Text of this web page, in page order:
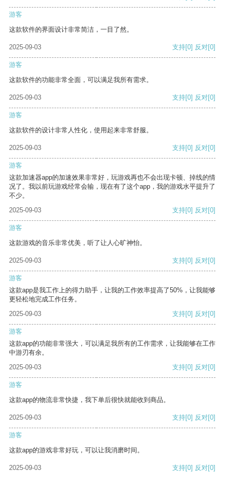
游客
这款软件的界面设计非常简洁，一目了然。
2025-09-03 支持[0] 反对[0]
游客
这款软件的功能非常全面，可以满足我所有需求。
2025-09-03 支持[0] 反对[0]
游客
这款软件的设计非常人性化，使用起来非常舒服。
2025-09-03 支持[0] 反对[0]
游客
这款加速器app的加速效果非常好，玩游戏再也不会出现卡顿、掉线的情
况了。我以前玩游戏经常会输，现在有了这个app，我的游戏水平提升了
不少。
2025-09-03
支持[0] 反对[0]
游客
这款游戏的音乐非常优美，听了让人心旷神怡。
2025-09-03 支持[0] 反对[0]
游客
这款app是我工作上的得力助手，让我的工作效率提高了50%，让我能够
更轻松地完成工作任务。
2025-09-03
支持[0] 反对[0]
游客
这款app的功能非常强大，可以满足我所有的工作需求，让我能够在工作
中游刃有余。
2025-09-03
支持[0] 反对[0]
游客
这款app的物流非常快捷，我下单后很快就能收到商品。
2025-09-03 支持[0] 反对[0]
游客
这款app的游戏非常好玩，可以让我消磨时间。
2025-09-03 支持[0] 反对[0]